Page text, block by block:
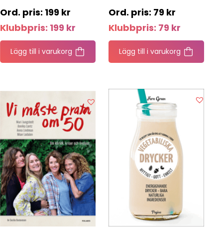
199 kr
Klubbpris: 199 kr
Lägg till i varukorg
79 kr
Klubbpris: 79 kr
Lägg till i varukorg